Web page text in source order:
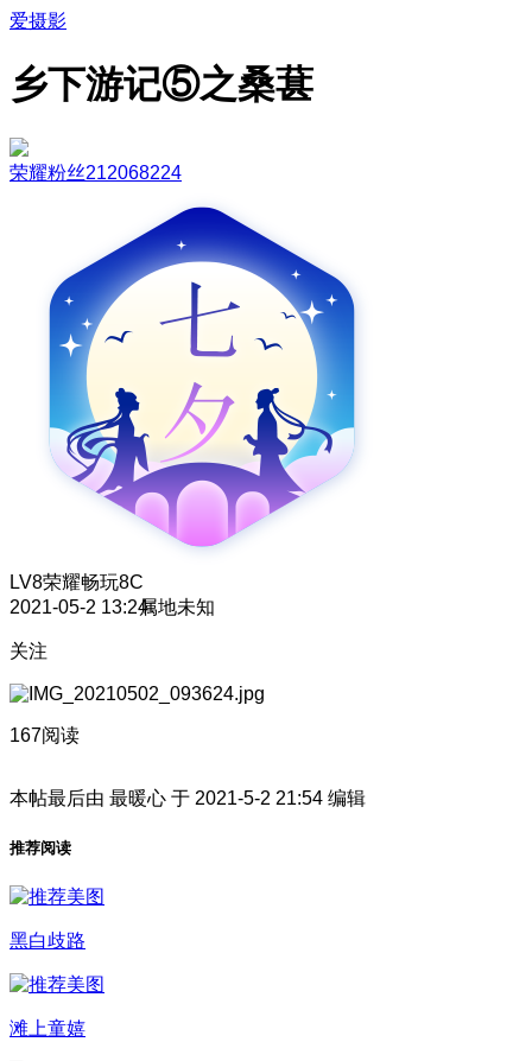
爱摄影
乡下游记⑤之桑葚
荣耀粉丝212068224
LV8荣耀畅玩8C
2021-05-2 13:24属地未知
关注
167阅读
本帖最后由 最暖心 于 2021-5-2 21:54 编辑
推荐阅读
黑白歧路
滩上童嬉